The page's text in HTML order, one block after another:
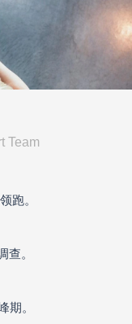
Team
跑。
查。
期。